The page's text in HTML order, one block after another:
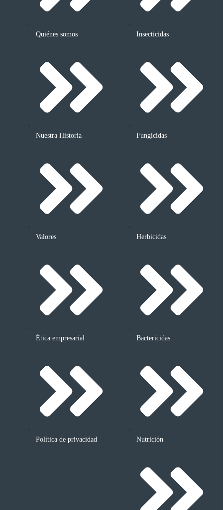
Quiénes somos
Nuestra Historia
Valores
Ética empresarial
Política de privacidad
Insecticidas
Fungicidas
Herbicidas
Bactericidas
Nutrición